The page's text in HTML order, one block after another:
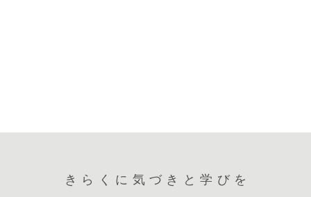
きらくに気づきと学びを